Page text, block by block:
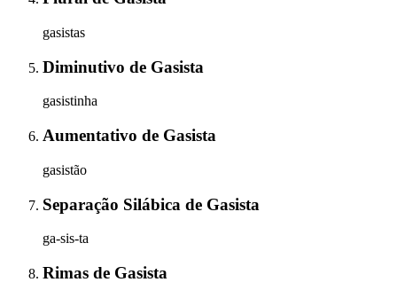
gasistas
Diminutivo de Gasista
gasistinha
Aumentativo de Gasista
gasistão
Separação Silábica de Gasista
ga-sis-ta
Rimas de Gasista